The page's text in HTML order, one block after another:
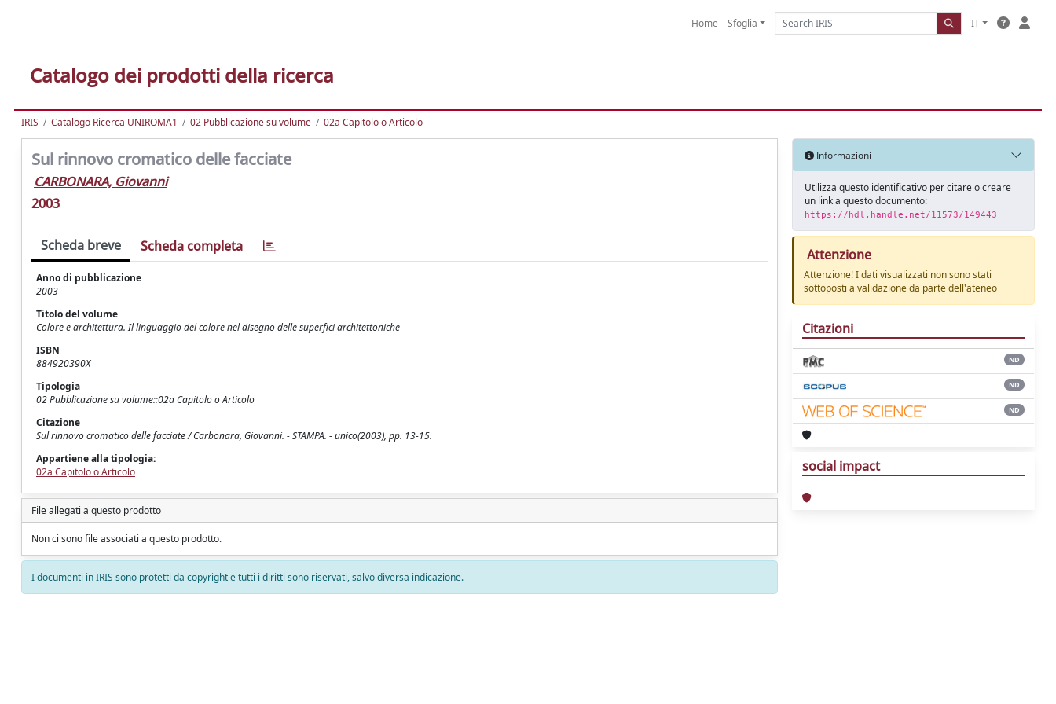
Home Sfoglia IT
Catalogo dei prodotti della ricerca
IRIS Catalogo Ricerca UNIROMA1 02 Pubblicazione su volume 02a Capitolo o Articolo
Sul rinnovo cromatico delle facciate
CARBONARA, Giovanni
2003
Scheda breve Scheda completa
Anno di pubblicazione
2003
Titolo del volume
Colore e architettura. Il linguaggio del colore nel disegno delle superfici architettoniche
ISBN
884920390X
Tipologia
02 Pubblicazione su volume::02a Capitolo o Articolo
Citazione
Sul rinnovo cromatico delle facciate / Carbonara, Giovanni. - STAMPA. - unico(2003), pp. 13-15.
Appartiene alla tipologia:
02a Capitolo o Articolo
File allegati a questo prodotto
Non ci sono file associati a questo prodotto.
I documenti in IRIS sono protetti da copyright e tutti i diritti sono riservati, salvo diversa indicazione.
Informazioni
Utilizza questo identificativo per citare o creare
un link a questo documento:
https://hdl.handle.net/11573/149443
Attenzione
Attenzione! I dati visualizzati non sono stati
sottoposti a validazione da parte dell'ateneo
Citazioni
ND
ND
ND
social impact